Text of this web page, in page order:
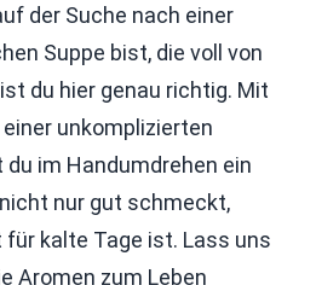
der Suche nach einer
Suppe bist, die voll von
du hier genau richtig. Mit
unkomplizierten
im Handumdrehen ein
nur gut schmeckt,
kalte Tage ist. Lass uns
Aromen zum Leben